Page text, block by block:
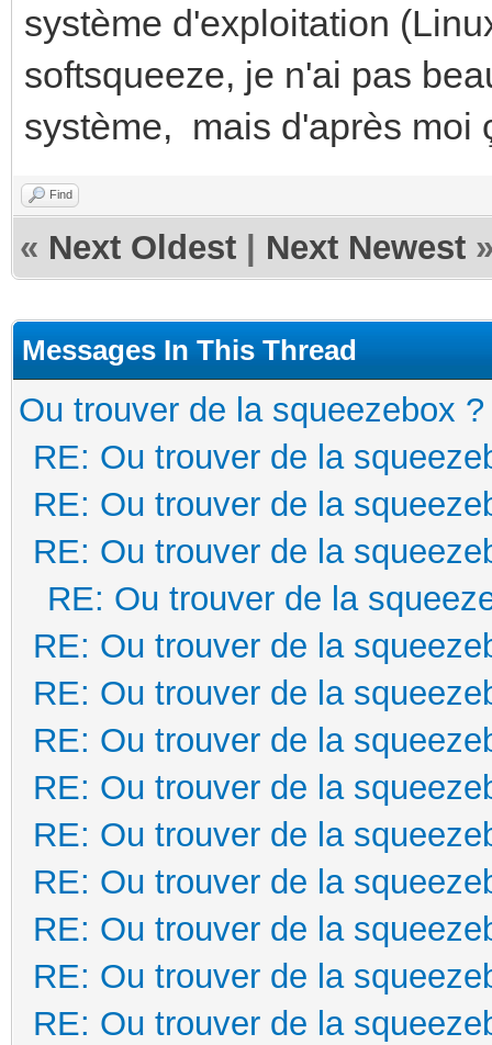
système d'exploitation
softsqueeze, je n'ai pas
système, mais d'après
Find
« Next Oldest Next Newest
Messages In This Thread
Ou trouver de la squeezebox ?
RE: Ou trouver de la
RE: Ou trouver de la
RE: Ou trouver de la
RE: Ou trouver de la
RE: Ou trouver de la
RE: Ou trouver de la
RE: Ou trouver de la
RE: Ou trouver de la
RE: Ou trouver de la
RE: Ou trouver de la
RE: Ou trouver de la
RE: Ou trouver de la
RE: Ou trouver de la